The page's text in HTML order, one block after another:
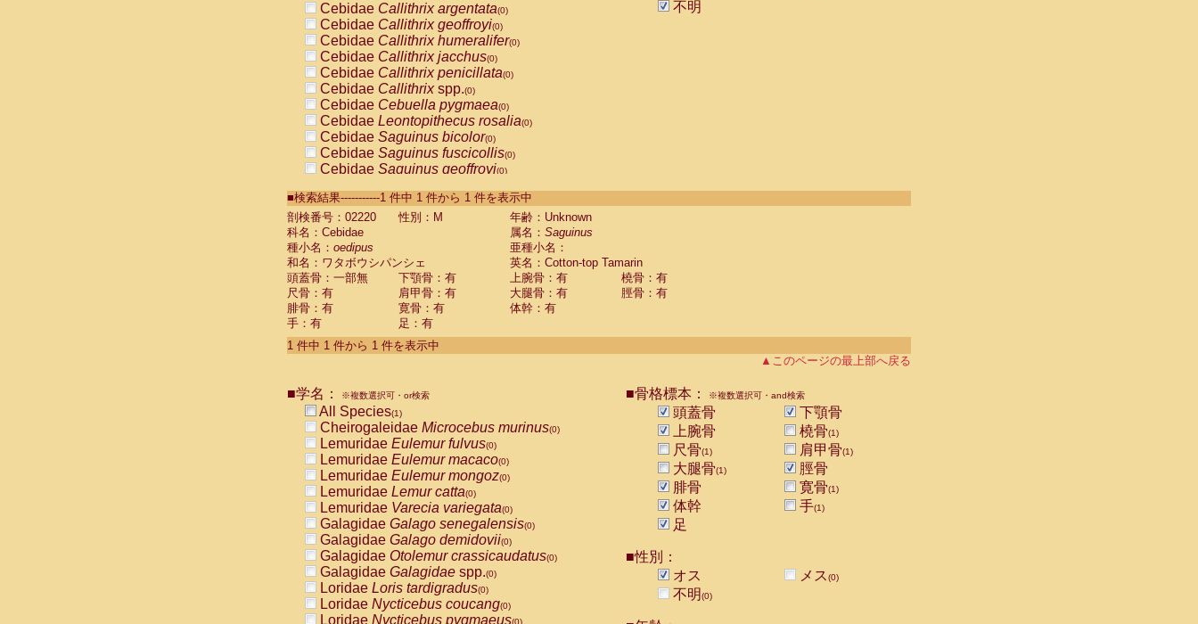
Cebidae Callithrix argentata(0)
Cebidae Callithrix geoffroyi(0)
Cebidae Callithrix humeralifer(0)
Cebidae Callithrix jacchus(0)
Cebidae Callithrix penicillata(0)
Cebidae Callithrixspp.(0)
Cebidae Cebuella pygmaea(0)
Cebidae Leontopithecus rosalia(0)
Cebidae Saguinus bicolor(0)
Cebidae Saguinus fuscicollis(0)
Cebidae Saguinus geoffroyi(0)
CebidaeSaguinus labiatus(0)
Cebidae Saguinus leucopus (0)
Cebidae
Cebidae
CebidaeSaguinus nigricollis (0)
Cebidae Saguinus oedipus
Cebidae Saguinus weddelli
Cebidae Saguinusspp.
Cebidae Aotus trivirgatus
Cebidae Cebus albifrons
CebidaeCebus nigrivittatus
CebidaeCebus
CebidaeSaimiri boliviensis(0)
CebidaeSaimiri sciureus(0)
AtelidaeAlouatta caraya(0)
AtelidaeAlouatta fusca(0)
AtelidaeAlouatta seniculus
AtelidaeAlouattaspp.(0)
AtelidaeAteles belzebuth(0)
AtelidaeAteles geoffroyi(0)
AtelidaeAteles paniscus(0)
AtelidaeAtelesspp.(0)
Atelidae Lagothrix lagothricha
AtelidaeLagothrix lagothricha cana
PitheciidaeCacajao calvus rubicundus
不明
■検索結果-----------1 件中 1 件から 1 件を表示中
剖検番号：02220
性別：M
年齢：Unknown
科名：Cebidae
属名： Saguinus
種小名： oedipus
亜種小名：
和名：ワタボウシパンシェ
英名：Cotton-top Tamarin
頭蓋骨：一部無
下顎骨：有 上腕骨：有
橈骨：有
尺骨：有
肩甲骨：有 大腿骨：有
脛骨：有
腓骨：有
寛骨：有
体幹：有
手：有
足：有
1 件中 1 件から 1 件を表示中
▲このページの最上部へ戻る
■学名： ※複数選択可・or検索
All Species(1)
Cheirogaleidae Microcebus murinus(0)
Lemuridae Eulemur fulvus(0)
Lemuridae Eulemur macaco(0)
Lemuridae Eulemur mongoz(0)
Lemuridae Lemur catta(0)
Lemuridae Varecia variegata(0)
Galagidae Galago senegalensis(0)
Galagidae Galago demidovii(0)
Galagidae Otolemur crassicaudatus(0)
Galagidae Galagidae spp.(0)
Loridae Loris tardigradus(0)
Loridae Nycticebus coucang(0)
Loridae Nycticebus pygmaeus(0)
■骨格標本： ※複数選択可・and検索
頭蓋骨
下顎骨
上腕骨
橈骨(1)
尺骨(1) 肩甲骨(1)
大腿骨(1)
脛骨
腓骨
寛骨(1)
体幹 手(1)
足
■性別：
オス
メス(0)
不明(0)